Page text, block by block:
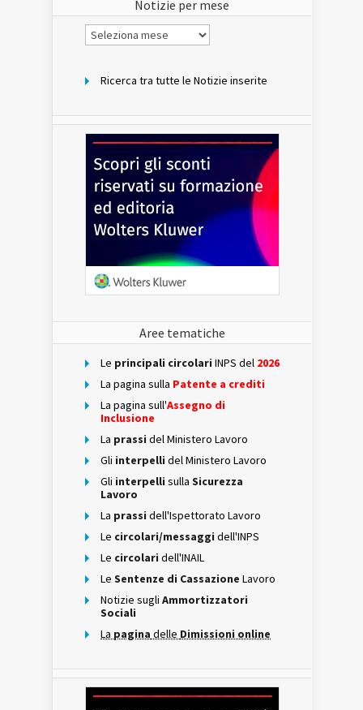
Notizie per mese
Notizie
per
Ricerca tra tutte le Notizie inserite
Aree tematiche
Le principali circolari INPS del 2026
La pagina sulla Patente a crediti
La pagina sull'Assegno di
Inclusione
La prassi del Ministero Lavoro
Gli interpelli del Ministero Lavoro
Gli interpelli sulla Sicurezza
Lavoro
La prassi dell'Ispettorato Lavoro
Le circolari/messaggi dell'INPS
Le circolari dell'INAIL
Le Sentenze di Cassazione Lavoro
Notizie sugli Ammortizzatori
Sociali
La pagina delle Dimissioni online